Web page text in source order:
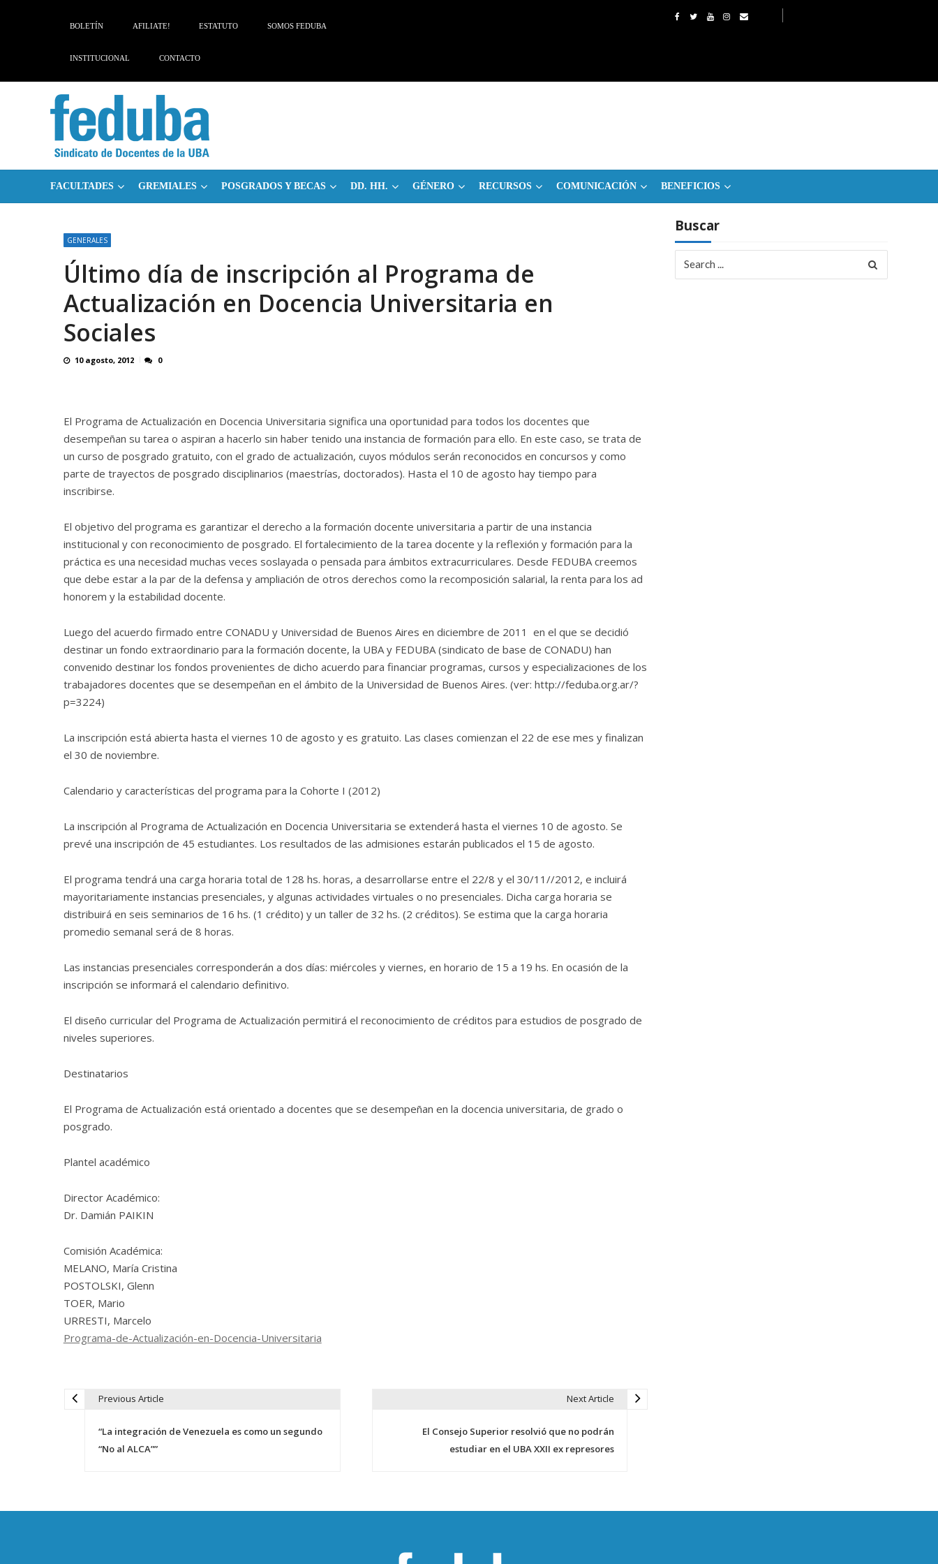
BOLETÍN AFILIATE! ESTATUTO SOMOS FEDUBA
INSTITUCIONAL CONTACTO
FACULTADES GREMIALES POSGRADOS Y BECAS DD. HH. GÉNERO RECURSOS COMUNICACIÓN BENEFICIOS
GENERALES
Último día de inscripción al Programa de
Actualización en Docencia Universitaria en
Sociales
10 agosto, 2012 0
El Programa de Actualización en Docencia Universitaria significa una oportunidad para todos los docentes que
desempeñan su tarea o aspiran a hacerlo sin haber tenido una instancia de formación para ello. En este caso, se trata de
un curso de posgrado gratuito, con el grado de actualización, cuyos módulos serán reconocidos en concursos y como
parte de trayectos de posgrado disciplinarios (maestrías, doctorados). Hasta el 10 de agosto hay tiempo para
inscribirse.
El objetivo del programa es garantizar el derecho a la formación docente universitaria a partir de una instancia
institucional y con reconocimiento de posgrado. El fortalecimiento de la tarea docente y la reflexión y formación para la
práctica es una necesidad muchas veces soslayada o pensada para ámbitos extracurriculares. Desde FEDUBA creemos
que debe estar a la par de la defensa y ampliación de otros derechos como la recomposición salarial, la renta para los ad
honorem y la estabilidad docente.
Luego del acuerdo firmado entre CONADU y Universidad de Buenos Aires en diciembre de 2011 en el que se decidió
destinar un fondo extraordinario para la formación docente, la UBA y FEDUBA (sindicato de base de CONADU) han
convenido destinar los fondos provenientes de dicho acuerdo para financiar programas, cursos y especializaciones de los
trabajadores docentes que se desempeñan en el ámbito de la Universidad de Buenos Aires. (ver: http://feduba.org.ar/?
p=3224)
La inscripción está abierta hasta el viernes 10 de agosto y es gratuito. Las clases comienzan el 22 de ese mes y finalizan
el 30 de noviembre.
Calendario y características del programa para la Cohorte I (2012)
La inscripción al Programa de Actualización en Docencia Universitaria se extenderá hasta el viernes 10 de agosto. Se
prevé una inscripción de 45 estudiantes. Los resultados de las admisiones estarán publicados el 15 de agosto.
El programa tendrá una carga horaria total de 128 hs. horas, a desarrollarse entre el 22/8 y el 30/11//2012, e incluirá
mayoritariamente instancias presenciales, y algunas actividades virtuales o no presenciales. Dicha carga horaria se
distribuirá en seis seminarios de 16 hs. (1 crédito) y un taller de 32 hs. (2 créditos). Se estima que la carga horaria
promedio semanal será de 8 horas.
Las instancias presenciales corresponderán a dos días: miércoles y viernes, en horario de 15 a 19 hs. En ocasión de la
inscripción se informará el calendario definitivo.
El diseño curricular del Programa de Actualización permitirá el reconocimiento de créditos para estudios de posgrado de
niveles superiores.
Destinatarios
El Programa de Actualización está orientado a docentes que se desempeñan en la docencia universitaria, de grado o
posgrado.
Plantel académico
Director Académico:
Dr. Damián PAIKIN
Comisión Académica:
MELANO, María Cristina
POSTOLSKI, Glenn
TOER, Mario
URRESTI, Marcelo
Programa-de-Actualización-en-Docencia-Universitaria
e
Previous Article
“La integración de Venezuela es como un segundo
“No al ALCA””
Next Article
El Consejo Superior resolvió que no podrán
estudiar en el UBA XXII ex represores
Buscar
for: